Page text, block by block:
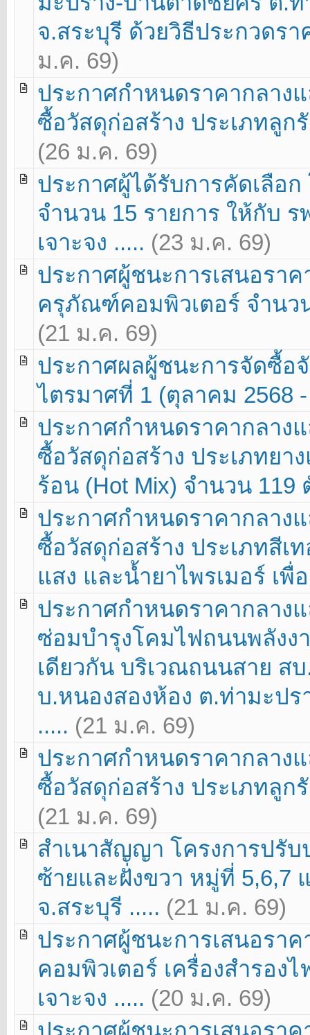
จ.สระบุรี ด้วยวิธีประกวดร
ม.ค. 69)
ประกาศกำหนดราคากลาง
ซื้อวัสดุก่อสร้าง ประเภทลูก
(26 ม.ค. 69)
ประกาศผู้ได้รับการคัดเลือ
จำนวน 15 รายการ ให้กับ
เจาะจง ..... (23 ม.ค. 69)
ประกาศผู้ชนะการเสนอรา
ครุภัณฑ์คอมพิวเตอร์ จำนวน
(21 ม.ค. 69)
ประกาศผลผู้ชนะการจัดซื้อ
ไตรมาศที่ 1 (ตุลาคม 2568
ประกาศกำหนดราคากลาง
ซื้อวัสดุก่อสร้าง ประเภทย
ร้อน (Hot Mix) จำนวน 119
ประกาศกำหนดราคากลาง
ซื้อวัสดุก่อสร้าง ประเภทสี
แสง และน้ำยาไพรเมอร์ เพื่
ประกาศกำหนดราคากลาง
ซ่อมบำรุงโคมไฟถนนพลัง
เดียวกัน บริเวณถนนสาย ส
บ.หนองสองห้อง ต.ท่ามะปร
..... (21 ม.ค. 69)
ประกาศกำหนดราคากลาง
ซื้อวัสดุก่อสร้าง ประเภทลูก
(21 ม.ค. 69)
สำเนาสัญญา โครงการปรับ
ซ้ายและฝั่งขวา หมู่ที่ 5,6,7
จ.สระบุรี ..... (21 ม.ค. 69)
ประกาศผู้ชนะการเสนอรา
คอมพิวเตอร์ เครื่องสำรอง
เจาะจง ..... (20 ม.ค. 69)